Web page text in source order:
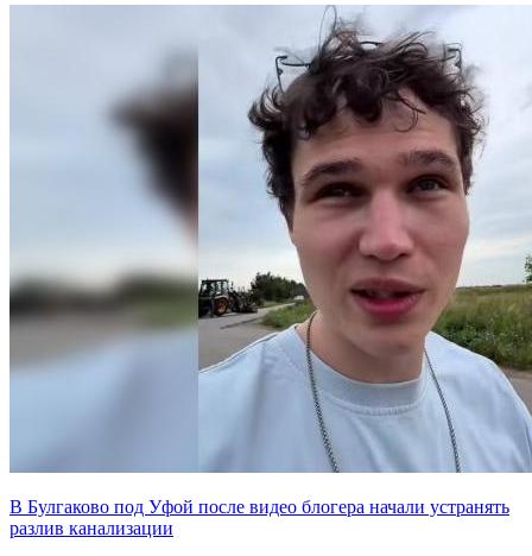
В Булгаково под Уфой после видео блогера начали устранять
разлив канализации